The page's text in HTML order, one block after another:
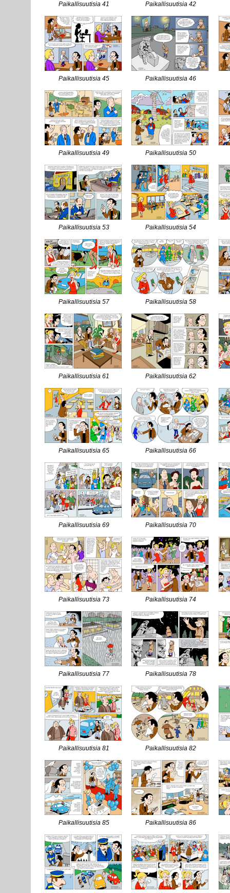
Paikallisuutisia 41 Paikallisuutisia 42
Paikallisuutisia 45 Paikallisuutisia 46
Paikallisuutisia 49 Paikallisuutisia 50
Paikallisuutisia 53 Paikallisuutisia 54
Paikallisuutisia 57 Paikallisuutisia 58
Paikallisuutisia 61 Paikallisuutisia 62
Paikallisuutisia 65 Paikallisuutisia 66
Paikallisuutisia 69 Paikallisuutisia 70
Paikallisuutisia 73 Paikallisuutisia 74
Paikallisuutisia 77 Paikallisuutisia 78
Paikallisuutisia 81 Paikallisuutisia 82
Paikallisuutisia 85 Paikallisuutisia 86